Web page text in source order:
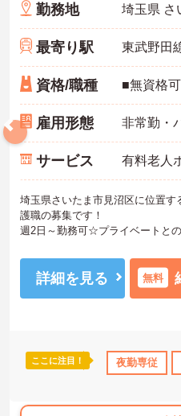
研修制度あり 産休･育休･介
勤務地
最寄り駅
資格/職種
雇用形態
サービス 有料老人
埼玉県さいたま市見沼区に位置
護職の募集です！
週2日～勤務可☆プライベートと
たしますのでお気軽にご相談くだ
詳細を見る 無料
ここに注目！ 夜勤専従